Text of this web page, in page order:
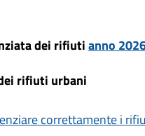
dei rifiutianno
rifiuti urbani
correttamente i